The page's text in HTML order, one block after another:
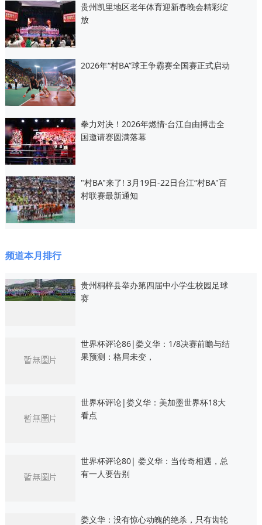
贵州凯里地区老年体育迎新春晚会精彩绽
放
2026年“村BA”球王争霸赛全国赛正式启动
拳力对决！2026年燃情·台江自由搏击全
国邀请赛圆满落幕
"村BA"来了! 3月19日-22日台江“村BA"百
村联赛最新通知
频道本月排行
贵州桐梓县举办第四届中小学生校园足球
赛
世界杯评论86|娄义华：1/8决赛前瞻与结
果预测：格局未变，
世界杯评论|娄义华：美加墨世界杯18大
看点
世界杯评论80| 娄义华：当传奇相遇，总
有一人要告别
娄义华：没有惊心动魄的绝杀，只有齿轮